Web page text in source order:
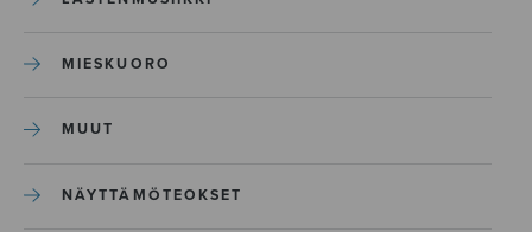
MIESKUORO
MUUT
NÄYTTÄMÖTEOKSET